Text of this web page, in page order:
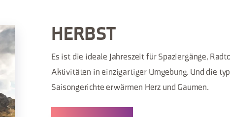
HERBST
Es ist die ideale Jahreszeit für Spaziergänge,
Aktivitäten in einzigartiger Umgebung. Und die
Saisongerichte erwärmen Herz und Gaumen.